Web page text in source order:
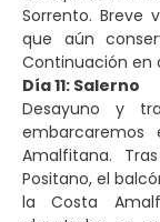
Sorrento. Breve
que aún
Continuación en
Día 11: Salerno
Desayuno y
Amalfitana.
Positano, el
la Costa